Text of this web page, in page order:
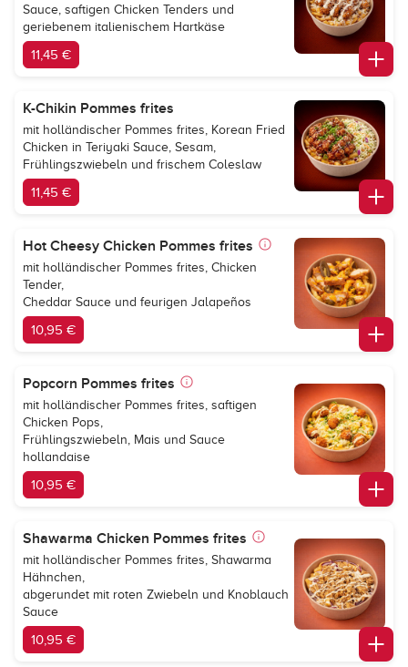
Sauce, saftigen Chicken Tenders und
geriebenem italienischem Hartkäse
11,45 €
K-Chikin Pommes frites
mit holländischer Pommes frites, Korean Fried
Chicken in Teriyaki Sauce, Sesam,
Frühlingszwiebeln und frischem Coleslaw
11,45 €
Hot Cheesy Chicken Pommes frites
mit holländischer Pommes frites, Chicken
Tender,
Cheddar Sauce und feurigen Jalapeños
10,95 €
Popcorn Pommes frites
mit holländischer Pommes frites, saftigen
Chicken Pops,
Frühlingszwiebeln, Mais und Sauce
hollandaise
10,95 €
Shawarma Chicken Pommes frites
mit holländischer Pommes frites, Shawarma
Hähnchen,
abgerundet mit roten Zwiebeln und Knoblauch
Sauce
10,95 €